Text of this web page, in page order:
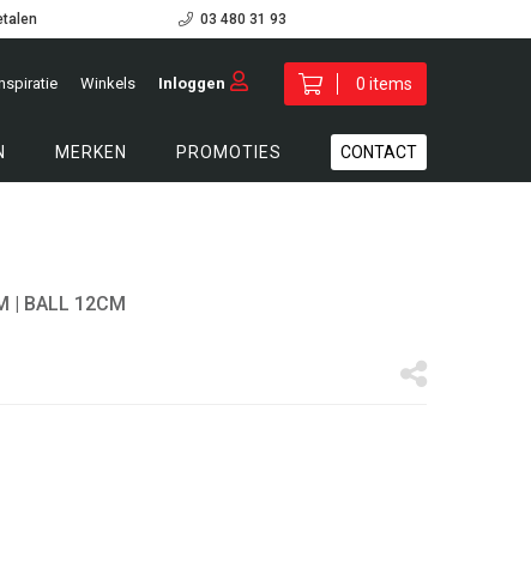
03 480 31 93
Winkels Inloggen 0 items
MERKEN PROMOTIES CONTACT
| BALL 12CM